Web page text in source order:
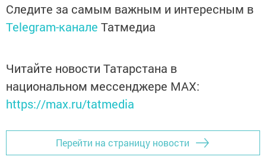
Следите за самым важным и интересным в
Telegram-канале Татмедиа
Читайте новости Татарстана в
национальном мессенджере MАХ:
https://max.ru/tatmedia
Перейти на страницу новости